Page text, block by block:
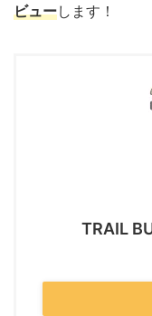
ビューします！
TRAIL